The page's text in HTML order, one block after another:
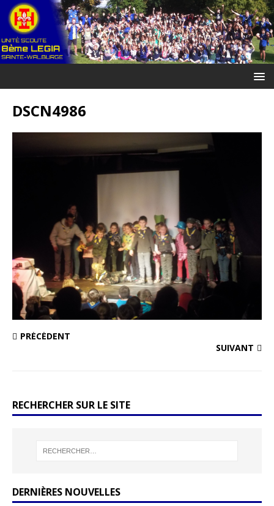
DSCN4986
PRÉCÉDENT
SUIVANT
RECHERCHER SUR LE SITE
DERNIÈRES NOUVELLES